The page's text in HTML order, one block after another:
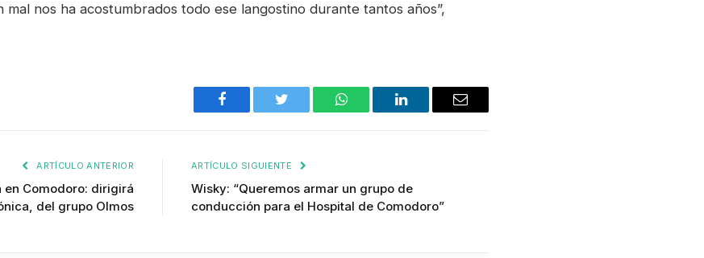
mal nos ha acostumbrados todo ese langostino durante tantos años”,
Facebook Twitter WhatsAppLinkedIn Email
ARTÍCULO ANTERIOR
en Comodoro: dirigirá
del grupo Olmos
ARTÍCULO SIGUIENTE
Wisky: “Queremos armar un grupo de
conducción para el Hospital de Comodoro”